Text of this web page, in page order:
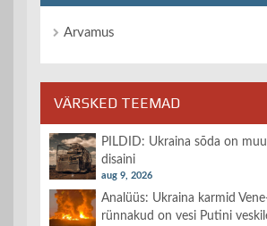
Arvamus
VÄRSKED TEEMAD
PILDID: Ukraina sõda on
disaini
aug 9, 2026
Analüüs: Ukraina karmid
rünnakud on vesi Putini